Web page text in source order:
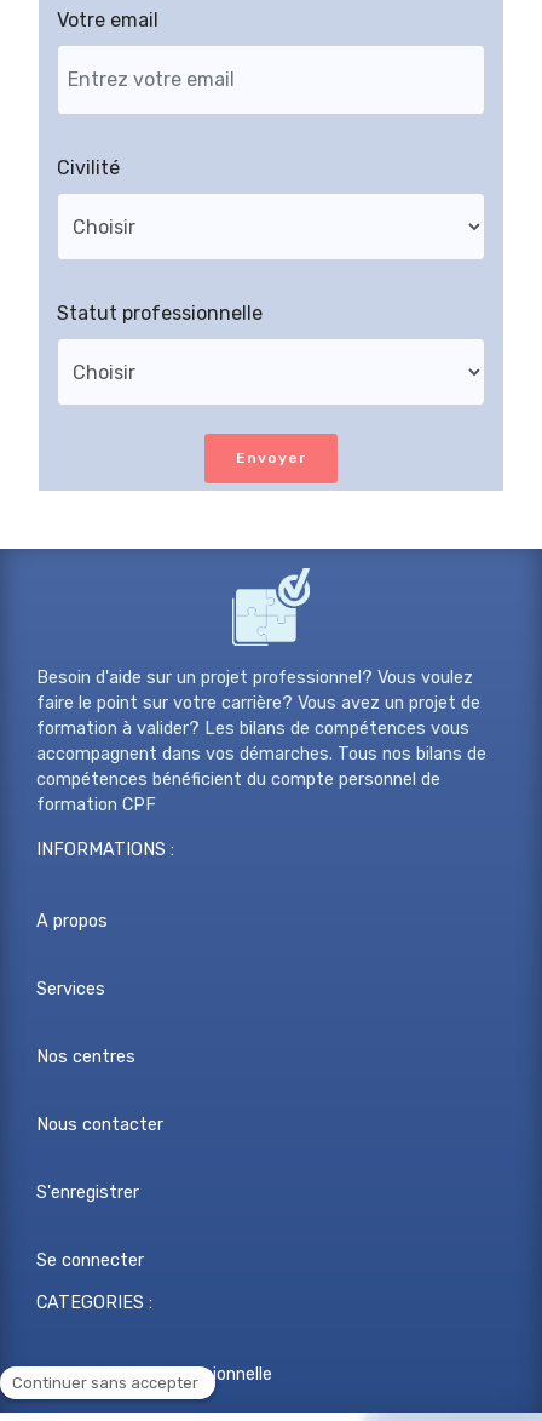
Votre email
Civilité
Statut professionnelle
Envoyer
Besoin d'aide sur un projet professionnel? Vous voulez
faire le point sur votre carrière? Vous avez un projet de
formation à valider? Les bilans de compétences vous
accompagnent dans vos démarches. Tous nos bilans de
compétences bénéficient du compte personnel de
formation CPF
INFORMATIONS :
A propos
Services
Nos centres
Nous contacter
S'enregistrer
Se connecter
CATEGORIES :
Reconversion professionnelle